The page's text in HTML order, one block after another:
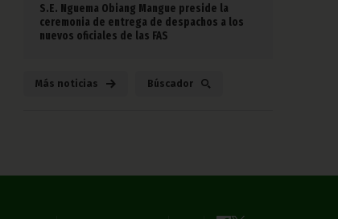
S.E. Nguema Obiang Mangue preside la
ceremonia de entrega de despachos a los
nuevos oficiales de las FAS
Más noticias Búscador